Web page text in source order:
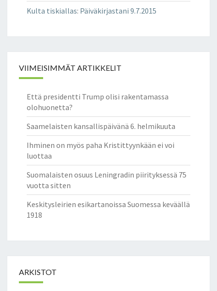
Kulta tiskiallas: Päiväkirjastani 9.7.2015
VIIMEISIMMÄT ARTIKKELIT
Että presidentti Trump olisi rakentamassa
olohuonetta?
Saamelaisten kansallispäivänä 6. helmikuuta
Ihminen on myös paha Kristittyynkään ei voi
luottaa
Suomalaisten osuus Leningradin piirityksessä 75
vuotta sitten
Keskitysleirien esikartanoissa Suomessa keväällä
1918
ARKISTOT